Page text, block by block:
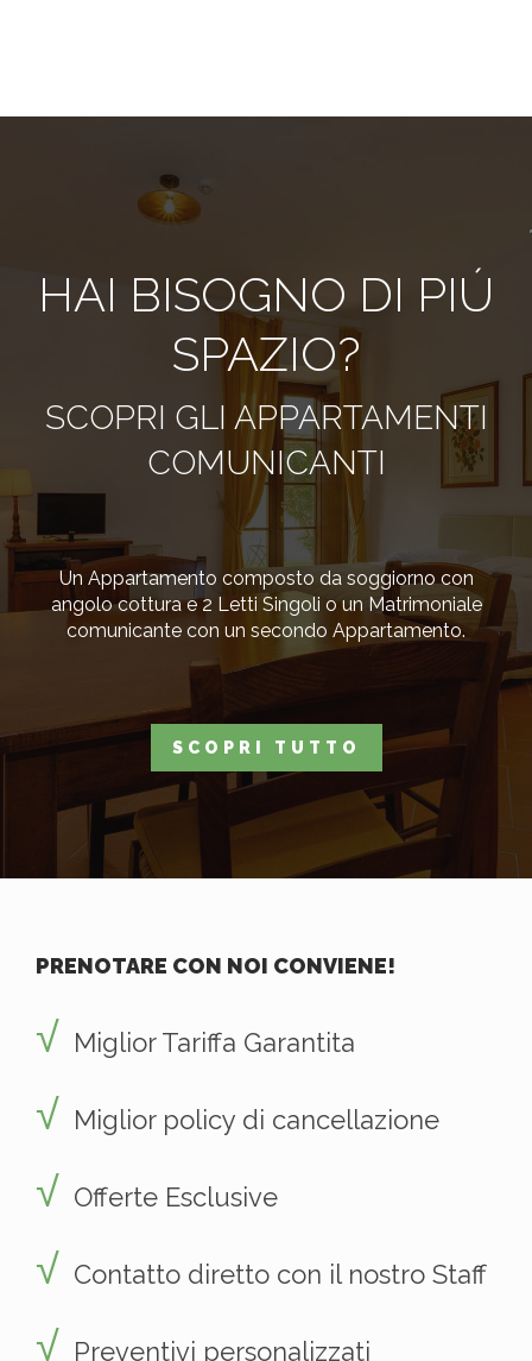
HAI BISOGNO DI PIÚ
SPAZIO?
SCOPRI GLI APPARTAMENTI
COMUNICANTI
Un Appartamento composto da soggiorno con
angolo cottura e 2 Letti Singoli o un Matrimoniale
comunicante con un secondo Appartamento.
SCOPRI TUTTO
PRENOTARE CON NOI CONVIENE!
Miglior Tariffa Garantita
Miglior policy di cancellazione
Offerte Esclusive
Contatto diretto con il nostro Staff
Preventivi personalizzati